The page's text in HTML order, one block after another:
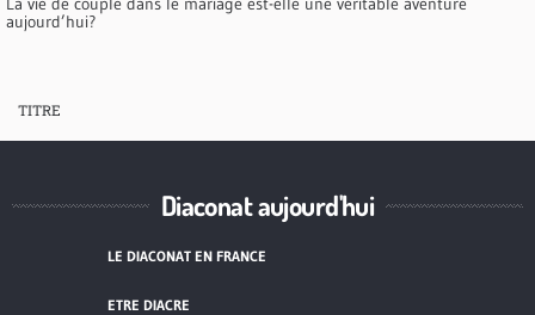
aujourd’hui?
TITRE
Diaconat aujourd'hui
LE DIACONAT EN FRANCE
ETRE DIACRE